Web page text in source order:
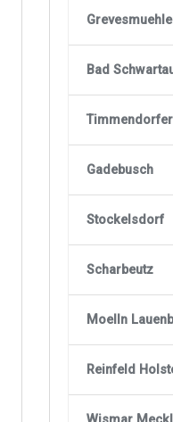
Bad
Gadebusch
Stockelsdorf
Scharbeutz
Moelln
Reinfeld